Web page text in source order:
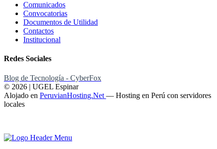
Comunicados
Convocatorias
Documentos de Utilidad
Contactos
Institucional
Redes Sociales
Blog de Tecnología - CyberFox
© 2026 | UGEL Espinar
Alojado en PeruvianHosting.Net — Hosting en Perú con servidores
locales